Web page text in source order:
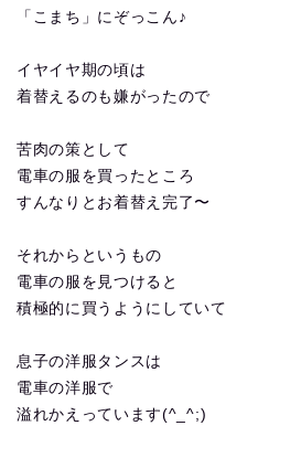
「こまち」にぞっこん♪
イヤイヤ期の頃は
着替えるのも嫌がったので
苦肉の策として
電車の服を買ったところ
すんなりとお着替え完了〜
それからというもの
電車の服を見つけると
積極的に買うようにしていて
息子の洋服タンスは
電車の洋服で
溢れかえっています(^_^;)